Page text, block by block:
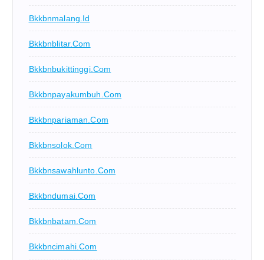
Bkkbnmalang.id
Bkkbnblitar.com
Bkkbnbukittinggi.com
Bkkbnpayakumbuh.com
Bkkbnpariaman.com
Bkkbnsolok.com
Bkkbnsawahlunto.com
Bkkbndumai.com
Bkkbnbatam.com
Bkkbncimahi.com